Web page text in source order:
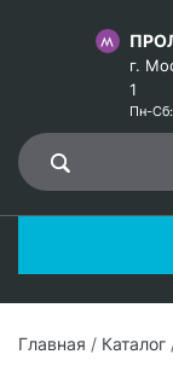
г.
1
Пн-
Главная / Каталог